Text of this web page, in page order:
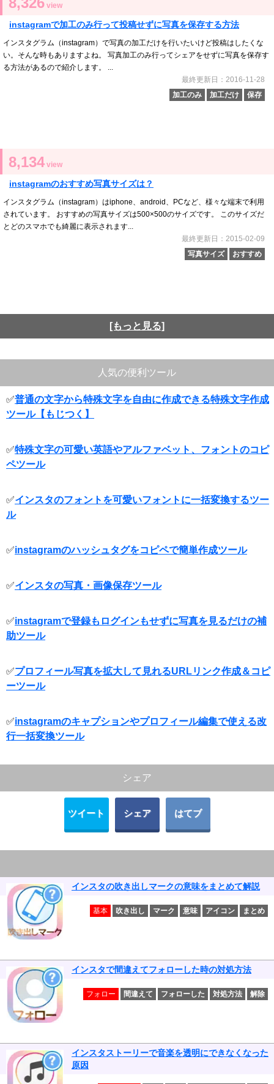
view
instagramで加工のみ行って投稿せずに写真を保存する方法
インスタグラム（instagram）で写真の加工だけを行いたいけど投稿はしたくな
い。そんな時もありますよね。 写真加工のみ行ってシェアをせずに写真を保存す
る方法があるので紹介します。 ...
最終更新日：2016-11-28
加工のみ
加工だけ 保存
8,134 view
instagramのおすすめ写真サイズは？
インスタグラム（instagram）はiphone、android、PCなど、様々な端末で利用
されています。 おすすめの写真サイズは500×500のサイズです。 このサイズだ
とどのスマホでも綺麗に表示されます...
最終更新日：2015-02-09
写真サイズ
おすすめ
[もっと見る]
人気の便利ツール
✅普通の文字から特殊文字を自由に作成できる特殊文字作成
ツール【もじつく】
✅特殊文字の可愛い英語やアルファベット、フォントのコピ
ペツール
✅インスタのフォントを可愛いフォントに一括変換するツー
ル
✅instagramのハッシュタグをコピペで簡単作成ツール
✅インスタの写真・画像保存ツール
✅instagramで登録もログインもせずに写真を見るだけの補
助ツール
✅プロフィール写真を拡大して見れるURLリンク作成＆コピ
ーツール
✅instagramのキャプションやプロフィール編集で使える改
行一括変換ツール
シェア
ツイート シェア はてブ
インスタの吹き出しマークの意味をまとめて解説
基本 吹き出し マーク 意味 アイコン まとめ
インスタで間違えてフォローした時の対処方法
フォロー 間違えて フォローした 対処方法 解除
インスタストーリーで音楽を透明にできなくなった
原因